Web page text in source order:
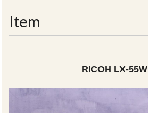
Item
RICOH LX-55W